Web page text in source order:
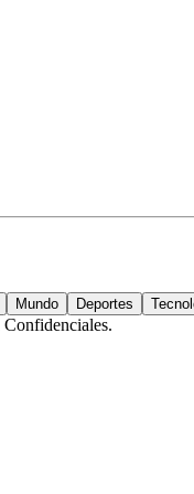
Mundo Deportes
Confidenciales.